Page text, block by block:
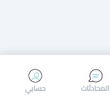
إجراء مكالمة
حسابي المحادثات